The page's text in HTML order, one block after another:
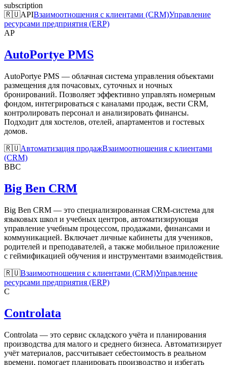
subscription
🇷🇺APIВзаимоотношения с клиентами (CRM)Управление
ресурсами предприятия (ERP)
AP
AutoPortye PMS
AutoPortye PMS — облачная система управления объектами
размещения для почасовых, суточных и ночных
бронирований. Позволяет эффективно управлять номерным
фондом, интегрироваться с каналами продаж, вести CRM,
контролировать персонал и анализировать финансы.
Подходит для хостелов, отелей, апартаментов и гостевых
домов.
🇷🇺Автоматизация продажВзаимоотношения с клиентами
(CRM)
BBC
Big Ben CRM
Big Ben CRM — это специализированная CRM-система для
языковых школ и учебных центров, автоматизирующая
управление учебным процессом, продажами, финансами и
коммуникацией. Включает личные кабинеты для учеников,
родителей и преподавателей, а также мобильное приложение
с геймификацией обучения и инструментами взаимодействия.
🇷🇺Взаимоотношения с клиентами (CRM)Управление
ресурсами предприятия (ERP)
C
Controlata
Controlata — это сервис складского учёта и планирования
производства для малого и среднего бизнеса. Автоматизирует
учёт материалов, рассчитывает себестоимость в реальном
времени, помогает планировать производство и избегать